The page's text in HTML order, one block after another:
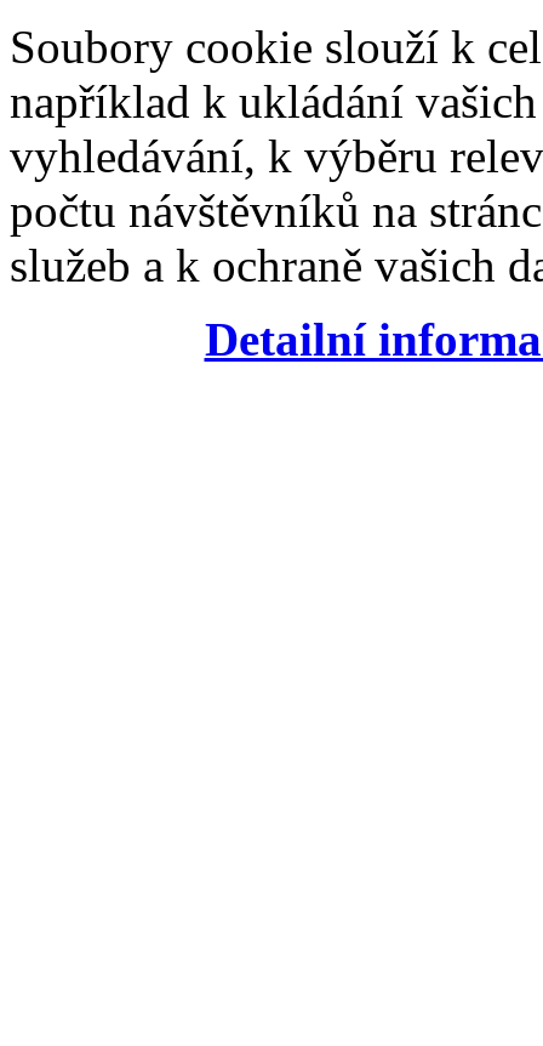
Soubory cookie slouží k
například k ukládání
vyhledávání, k výběru
počtu návštěvníků na
služeb a k ochraně vašich
Detailní